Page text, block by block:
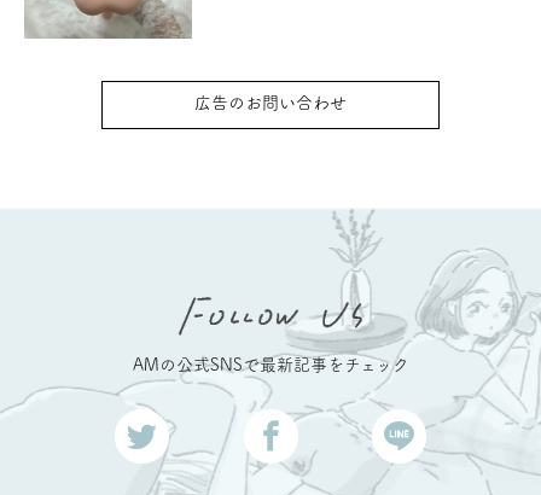
広告のお問い合わせ
AMの公式SNSで最新記事をチェック